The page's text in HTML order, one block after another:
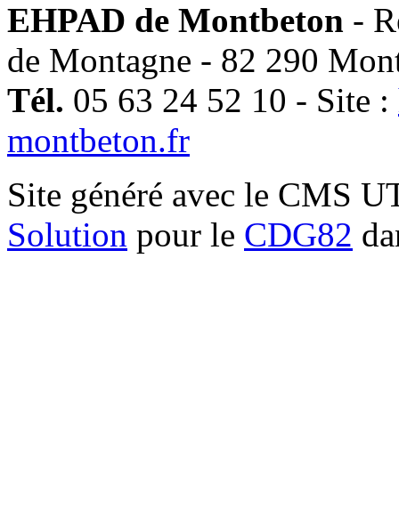
EHPAD de Montbeton -
de Montagne - 82 290
Tél. 05 63 24 52 10 - Site :
montbeton.fr
Site généré avec le CMS
Solution pour le CDG82